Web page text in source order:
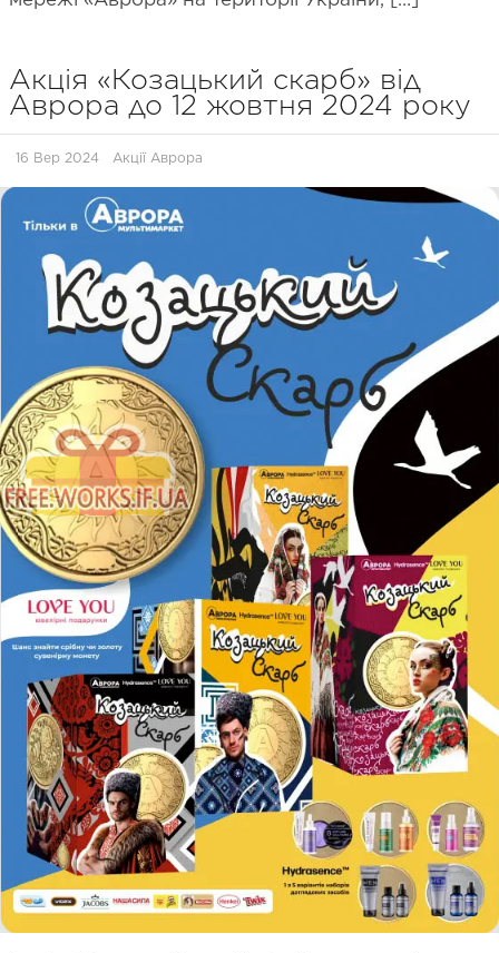
Акція «Козацький скарб» від
Аврора до 12 жовтня 2024 року
16 Вер 2024 Акції Аврора